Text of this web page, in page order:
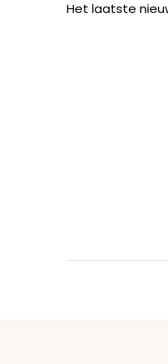
Het laatste